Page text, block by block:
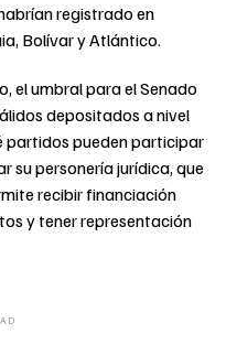
registrado en
Bolívar y Atlántico.
el umbral para el Senado
depositados a nivel
partidos pueden participar
su personería jurídica, que
recibir financiación
y tener representación